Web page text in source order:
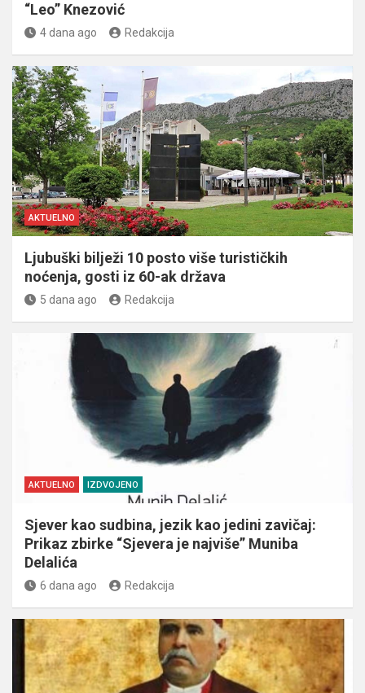
“Leo” Knezović
4 dana ago Redakcija
AKTUELNO
Ljubuški bilježi 10 posto više turističkih
noćenja, gosti iz 60-ak država
5 dana ago Redakcija
AKTUELNO IZDVOJENO
Sjever kao sudbina, jezik kao jedini zavičaj:
Prikaz zbirke “Sjevera je najviše” Muniba
Delalića
6 dana ago Redakcija